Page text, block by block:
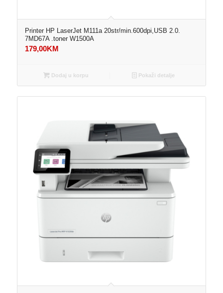
Printer HP LaserJet M111a 20str/min.600dpi,USB 2.0.
7MD67A .toner W1500A
179,00KM
Dodaj u korpu Pokaži detalje